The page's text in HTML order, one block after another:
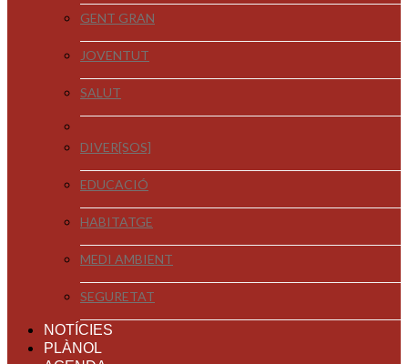
GENT GRAN
JOVENTUT
SALUT
DIVER[SOS]
EDUCACIÓ
HABITATGE
MEDI AMBIENT
SEGURETAT
NOTÍCIES
PLÀNOL